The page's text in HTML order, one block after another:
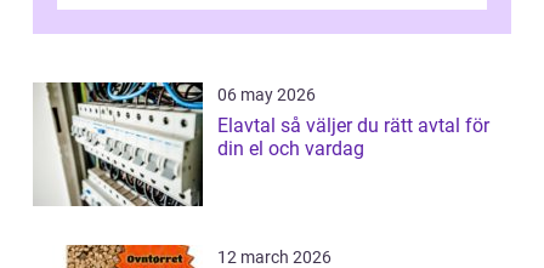
06 may 2026
Elavtal så väljer du rätt avtal för
din el och vardag
12 march 2026